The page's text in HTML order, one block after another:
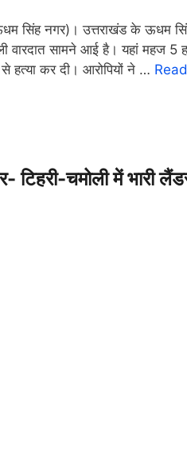
सिंह नगर)। उत्तराखंड के ऊधम
वारदात सामने आई है। यहां महज
हत्या कर दी। आरोपियों ने …
चमोली में भारी